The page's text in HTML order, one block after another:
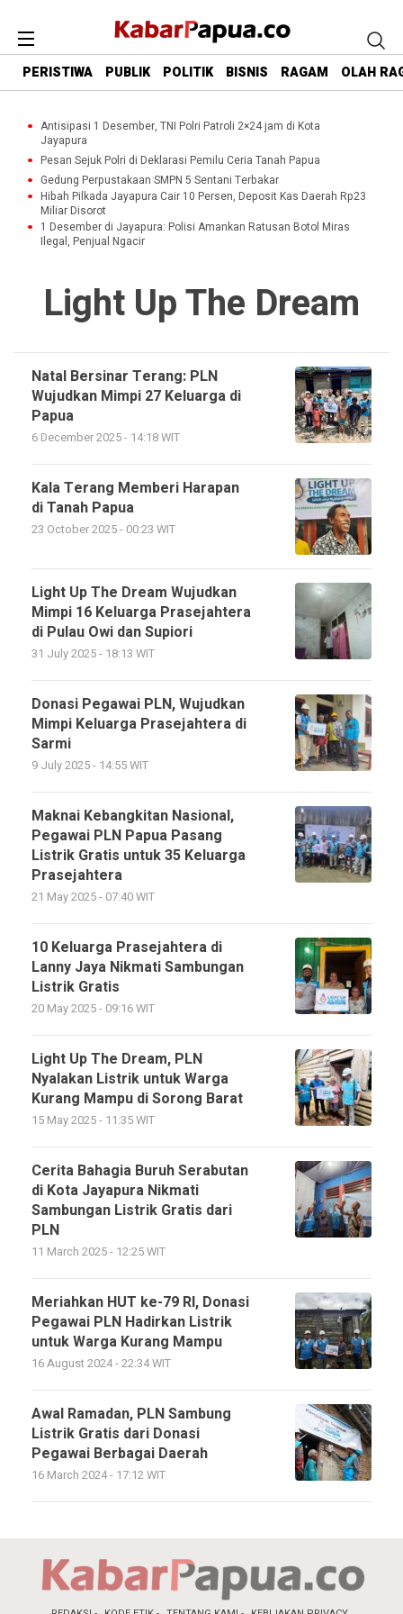
PERISTIWA PUBLIK POLITIK BISNIS RAGAM OLAH
Antisipasi 1 Desember, TNI Polri Patroli 2×24 jam di Kota
Jayapura
Pesan Sejuk Polri di Deklarasi Pemilu Ceria Tanah Papua
Gedung Perpustakaan SMPN 5 Sentani Terbakar
Hibah Pilkada Jayapura Cair 10 Persen, Deposit Kas Daerah Rp23
Miliar Disorot
1 Desember di Jayapura: Polisi Amankan Ratusan Botol Miras
Ilegal, Penjual Ngacir
Light Up The Dream
Natal Bersinar Terang: PLN
Wujudkan Mimpi 27 Keluarga di
Papua
6 December 2025 - 14:18 WIT
Kala Terang Memberi Harapan
di Tanah Papua
23 October 2025 - 00:23 WIT
Light Up The Dream Wujudkan
Mimpi 16 Keluarga Prasejahtera
di Pulau Owi dan Supiori
31 July 2025 - 18:13 WIT
Donasi Pegawai PLN, Wujudkan
Mimpi Keluarga Prasejahtera di
Sarmi
9 July 2025 - 14:55 WIT
Maknai Kebangkitan Nasional,
Pegawai PLN Papua Pasang
Listrik Gratis untuk 35 Keluarga
Prasejahtera
21 May 2025 - 07:40 WIT
10 Keluarga Prasejahtera di
Lanny Jaya Nikmati Sambungan
Listrik Gratis
20 May 2025 - 09:16 WIT
Light Up The Dream, PLN
Nyalakan Listrik untuk Warga
Kurang Mampu di Sorong Barat
15 May 2025 - 11:35 WIT
Cerita Bahagia Buruh Serabutan
di Kota Jayapura Nikmati
Sambungan Listrik Gratis dari
PLN
11 March 2025 - 12:25 WIT
Meriahkan HUT ke-79 RI, Donasi
Pegawai PLN Hadirkan Listrik
untuk Warga Kurang Mampu
16 August 2024 - 22:34 WIT
Awal Ramadan, PLN Sambung
Listrik Gratis dari Donasi
Pegawai Berbagai Daerah
16 March 2024 - 17:12 WIT